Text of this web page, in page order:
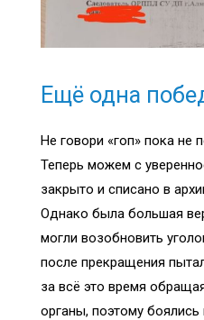
Ещё одна
Не говори «гоп» пока не
Теперь можем с
закрыто и списано в
Однако была большая
могли возобновить
после прекращения
за всё это время
органы, поэтому